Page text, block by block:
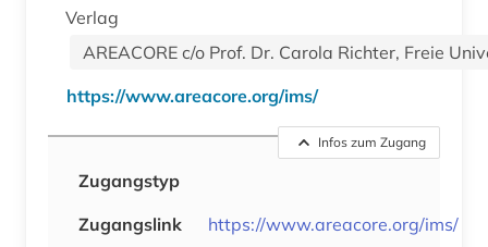
Verlag
AREACORE c/o Prof. Dr. Carola Richter, Freie
https://www.areacore.org/ims/
Infos zum Zugang
Zugangstyp
Zugangslink
https://www.areacore.org/ims/